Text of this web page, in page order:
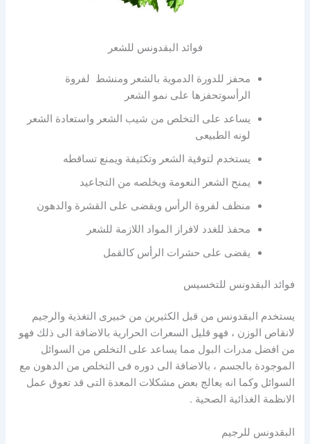
فوائد البقدونس للشعر
محفز للدورة الدموية بالشعر ومنشط لفروة
الرأسوتحفزها على نمو الشعر
يساعد على التخلص من شيب الشعر واستعادة الشعر
لونه الطبيعى
يستخدم لتوقية الشعر وتكثيفة ويمنع تساقطه
يمنح الشعر النعومة ويخلصه من التجاعيد
منظف لفروة الرأس ويقضى على القشرة والدهون
محفذ للغدد لافراز المواد اللازمة للشعر
يقضى على حشرات الرأس كالقمل
فوائد البقدونس للتخسيس
يستخدم البقدونس من قبل الكثيرين من خبيرى التغذية والرجيم
لانقاص الوزن ، فهو قليل السعرات الحرارية بالاضافة الى ذلك فهو
من افضل مدرات البول مما يساعد على التخلص من السوائل
الموجودة بالجسم ، بالاضافة الى دوره فى التخلص من الدهون مع
السوائل وكما انه يعالج بعض مشكلات المعدة التى قد تعوق عمل
الانظمة الغذائية الصحية .
البقدونس للرجيم